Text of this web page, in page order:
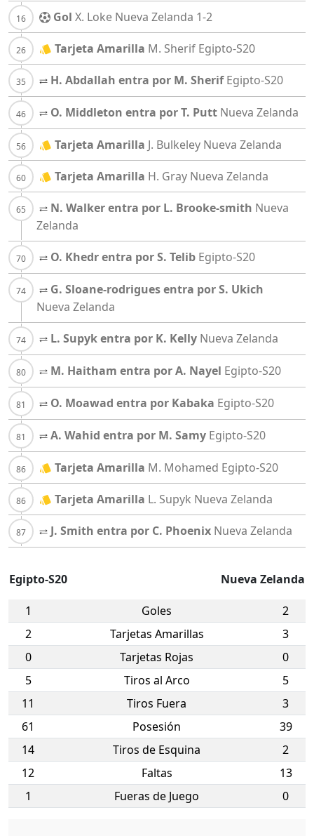
Gol X. Loke Nueva Zelanda 1-2
Tarjeta Amarilla M. Sherif Egipto-S20
H. Abdallah entra por M. Sherif Egipto-S20
O. Middleton entra por T. Putt Nueva Zelanda
Tarjeta Amarilla J. Bulkeley Nueva Zelanda
Tarjeta Amarilla H. Gray Nueva Zelanda
N. Walker entra por L. Brooke-smith Nueva
Zelanda
O. Khedr entra por S. Telib Egipto-S20
G. Sloane-rodrigues entra por S. Ukich
Nueva Zelanda
L. Supyk entra por K. Kelly Nueva Zelanda
M. Haitham entra por A. Nayel Egipto-S20
O. Moawad entra por Kabaka Egipto-S20
A. Wahid entra por M. Samy Egipto-S20
Tarjeta Amarilla M. Mohamed Egipto-S20
Tarjeta Amarilla L. Supyk Nueva Zelanda
J. Smith entra por C. Phoenix Nueva Zelanda
Egipto-S20 Nueva Zelanda
1 Goles
2
2
Tarjetas Amarillas
3
0
Tarjetas Rojas
0
5
Tiros al Arco
5
11
Tiros Fuera
3
61
Posesión
39
14
Tiros de Esquina
2
12
Faltas
13
1
Fueras de Juego 0